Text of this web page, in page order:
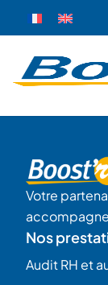
Votre
Nos
Audit RH et